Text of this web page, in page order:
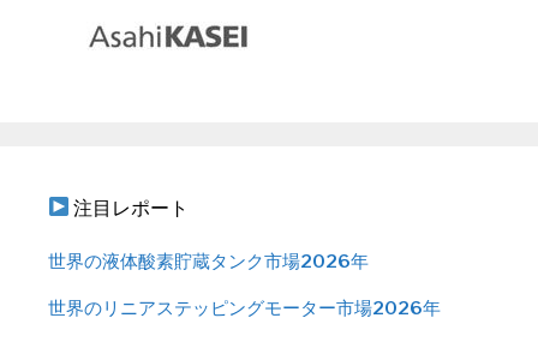
注目レポート
世界の液体酸素貯蔵タンク市場2026年
世界のリニアステッピングモーター市場2026年